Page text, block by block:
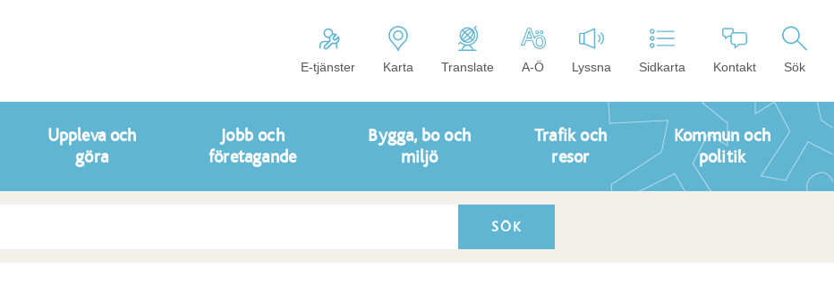
E-tjänster Karta Translate A-Ö Lyssna Sidkarta Kontakt Sök
Uppleva och
göra
Jobb och
företagande
Bygga, bo och
miljö
Trafik och
resor
Kommun och
politik